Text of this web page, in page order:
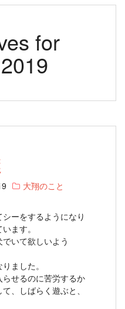
for
大翔のこと
ーをするようになり
ます。
いて欲しいよう
ました。
せるのに苦労するか
、しばらく遊ぶと、